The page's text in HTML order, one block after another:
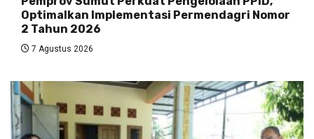
Optimalkan Implementasi Permendagri Nomor
2 Tahun 2026
7 Agustus 2026